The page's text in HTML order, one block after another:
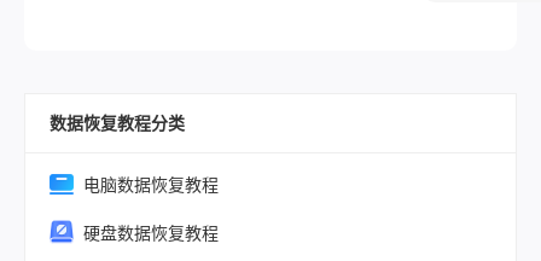
数据恢复教程分类
电脑数据恢复教程
硬盘数据恢复教程